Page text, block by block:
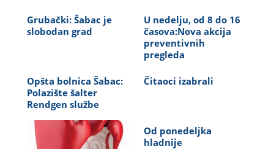
Grubački: Šabac je
slobodan grad
U nedelju, od 8 do 16
časova:Nova akcija
preventivnih
pregleda
Opšta bolnica Šabac:
Polazište šalter
Rendgen službe
Čitaoci izabrali
Od ponedeljka
hladnije